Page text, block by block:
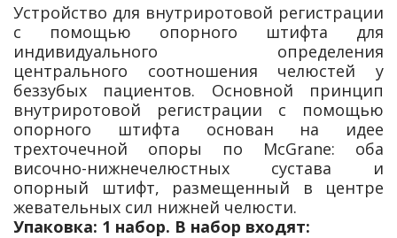
Устройство для внутриротовой регистрации
с помощью опорного штифта для
индивидуального определения
центрального соотношения челюстей у
беззубых пациентов. Основной принцип
внутриротовой регистрации с помощью
опорного штифта основан на идее
трехточечной опоры по McGrane: оба
височно-нижнечелюстных сустава и
опорный штифт, размещенный в центре
жевательных сил нижней челюсти.
Упаковка: 1 набор. В набор входят: